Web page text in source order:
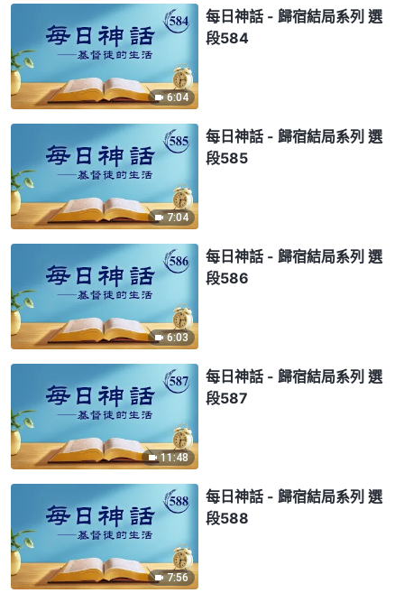
6:04
每日神話 - 歸宿結局系列 選
段584
7:04
每日神話 - 歸宿結局系列 選
段585
6:03
每日神話 - 歸宿結局系列 選
段586
11:48
每日神話 - 歸宿結局系列 選
段587
7:56
每日神話 - 歸宿結局系列 選
段588